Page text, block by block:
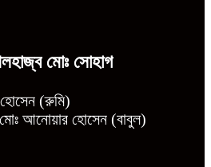
মোঃ সোহাগ
(রুমি)
আনোয়ার হোসেন (বাবুল)